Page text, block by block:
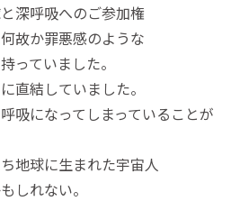
深呼吸へのご参加権
故か罪悪感のような
っていました。
直結していました。
吸になってしまっていることが
地球に生まれた宇宙人
しれない。